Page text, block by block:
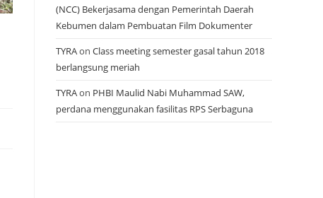
(NCC) Bekerjasama dengan Pemerintah Daerah
Kebumen dalam Pembuatan Film Dokumenter
TYRAon Class meeting semester gasal tahun 2018
berlangsung meriah
TYRAon PHBI Maulid Nabi Muhammad SAW,
perdana menggunakan fasilitas RPS Serbaguna